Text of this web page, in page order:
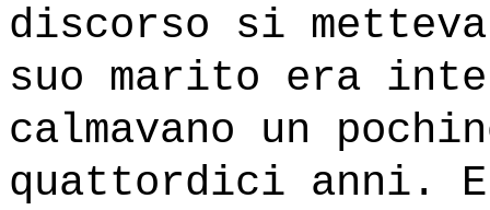
discorso si
suo marito era
calmavano un
quattordici anni.